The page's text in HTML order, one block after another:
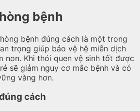
bệnh
bệnh đúng cách là một trong
trọng giúp bảo vệ hệ miễn dịch
non. Khi thói quen vệ sinh tốt được
sẽ giảm nguy cơ mắc bệnh và có
vàng hơn.
cách